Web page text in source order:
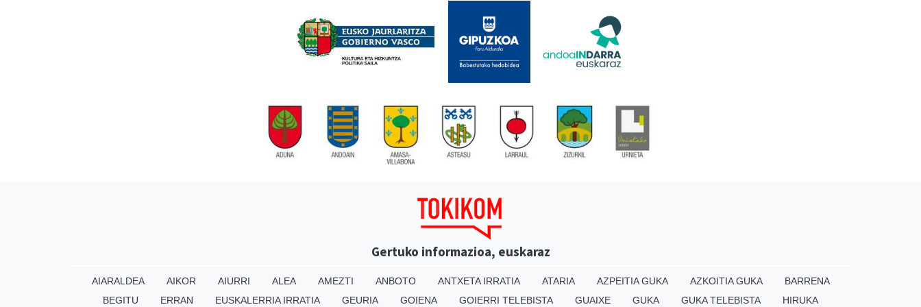
Gertuko informazioa, euskaraz
AIARALDEA AIKOR AIURRI ALEA AMEZTI ANBOTO ANTXETA IRRATIA ATARIA AZPEITIA GUKA AZKOITIA GUKA
BARRENA
BEGITU
ERRAN EUSKALERRIA IRRATIA GEURIA GOIENA GOIERRI TELEBISTA GUAIXE GUKA GUKA TELEBISTA HIRUKA